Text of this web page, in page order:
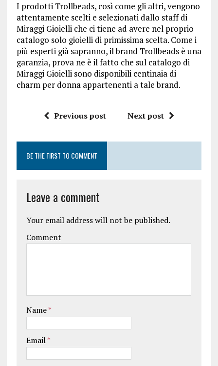
I prodotti Trollbeads, così come gli altri, vengono
attentamente scelti e selezionati dallo staff di
Miraggi Gioielli che ci tiene ad avere nel proprio
catalogo solo gioielli di primissima scelta. Come i
più esperti già sapranno, il brand Trollbeads è una
garanzia, prova ne è il fatto che sul catalogo di
Miraggi Gioielli sono disponibili centinaia di
charm per donna appartenenti a tale brand.
Previous post Next post
BE THE FIRST TO COMMENT
Leave a comment
Your email address will not be published.
Comment
Name*
Email*